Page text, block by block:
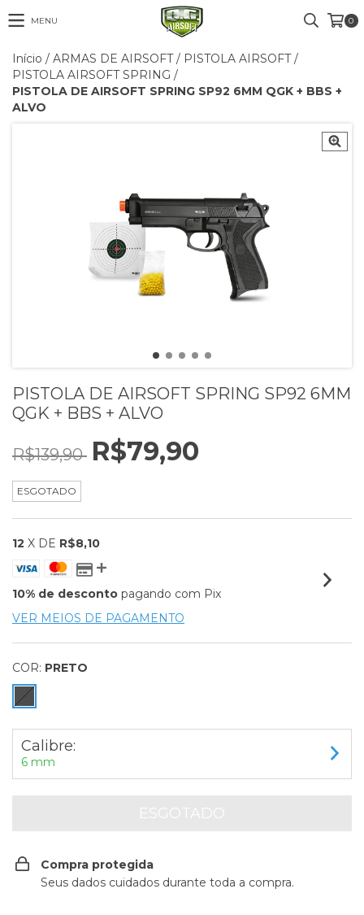
MENU 0
Início / ARMAS DE AIRSOFT / PISTOLA AIRSOFT /
PISTOLA AIRSOFT SPRING /
PISTOLA DE AIRSOFT SPRING SP92 6MM QGK + BBS +
ALVO
PISTOLA DE AIRSOFT SPRING SP92 6MM
QGK + BBS + ALVO
R$139,90 R$79,90
ESGOTADO
12 X DE R$8,10
10% de desconto pagando com Pix
VER MEIOS DE PAGAMENTO
COR: PRETO
Calibre:
6 mm
Compra protegida
Seus dados cuidados durante toda a compra.